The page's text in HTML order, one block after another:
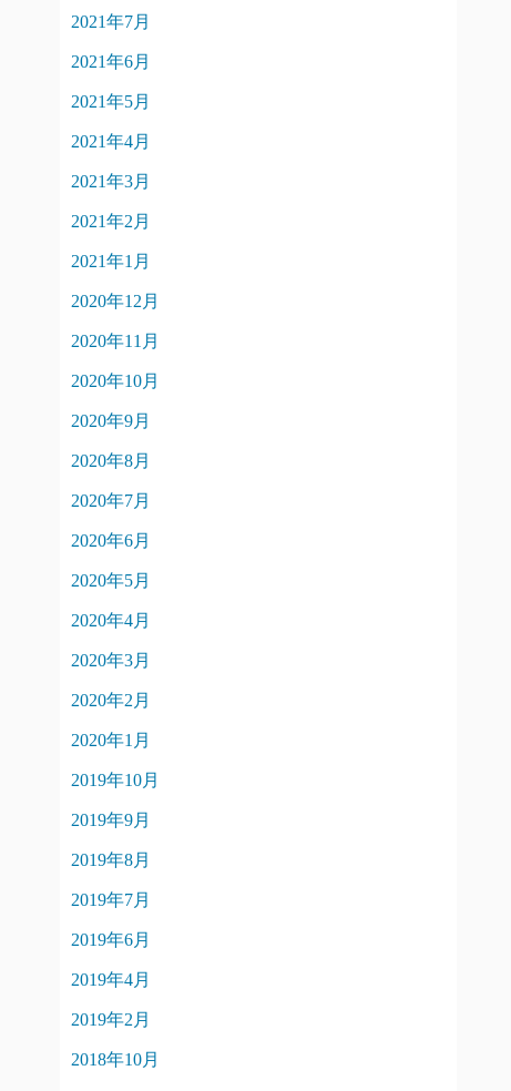
2021年7月
2021年6月
2021年5月
2021年4月
2021年3月
2021年2月
2021年1月
2020年12月
2020年11月
2020年10月
2020年9月
2020年8月
2020年7月
2020年6月
2020年5月
2020年4月
2020年3月
2020年2月
2020年1月
2019年10月
2019年9月
2019年8月
2019年7月
2019年6月
2019年4月
2019年2月
2018年10月